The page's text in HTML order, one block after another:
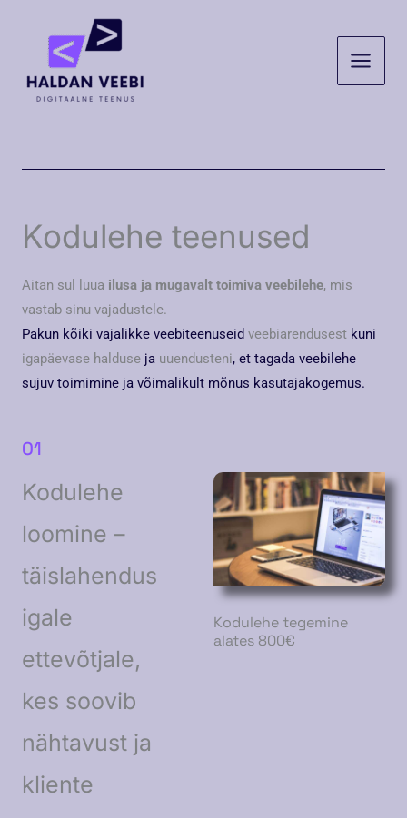
Kodulehe teenused
Aitan sul luua ilusa ja mugavalt toimiva veebilehe, mis
vastab sinu vajadustele.
Pakun kõiki vajalikke veebiteenuseid veebiarendusest kuni
igapäevase halduse ja uuendusteni, et tagada veebilehe
sujuv toimimine ja võimalikult mõnus kasutajakogemus.
01
Kodulehe
loomine –
täislahendus
igale
ettevõtjale,
kes soovib
nähtavust ja
kliente
Kodulehe tegemine
alates 800€